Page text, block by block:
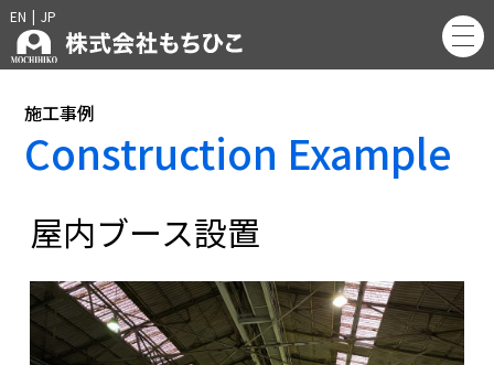
EN | JP
施工事例
Construction Example
屋内ブース設置